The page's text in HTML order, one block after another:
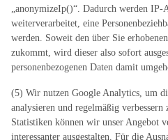
„anonymizeIp()“. Dadurch werden IP-
weiterverarbeitet, eine
werden. Soweit den über Sie
zukommt, wird dieser also sofort
personenbezogenen Daten damit
(5) Wir nutzen Google Analytics, um
analysieren und regelmäßig
Statistiken können wir unser Angebot
interessanter ausgestalten. Für die